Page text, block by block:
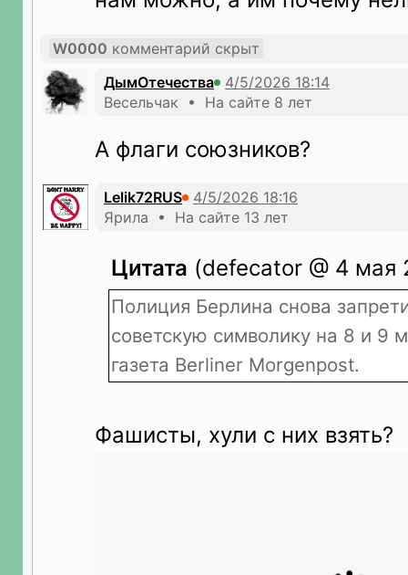
W0000 комментарий скрыт
ДымОтечества
Весельчак • На сайте 8 лет
А флаги союзников?
Lelik72RUS
Ярила • На сайте 13 лет
Цитата (defecator @ 4 мая
Полиция Берлина снова
советскую символику на 8 и 9
газета Berliner Morgenpost.
Фашисты, хули с них взять?